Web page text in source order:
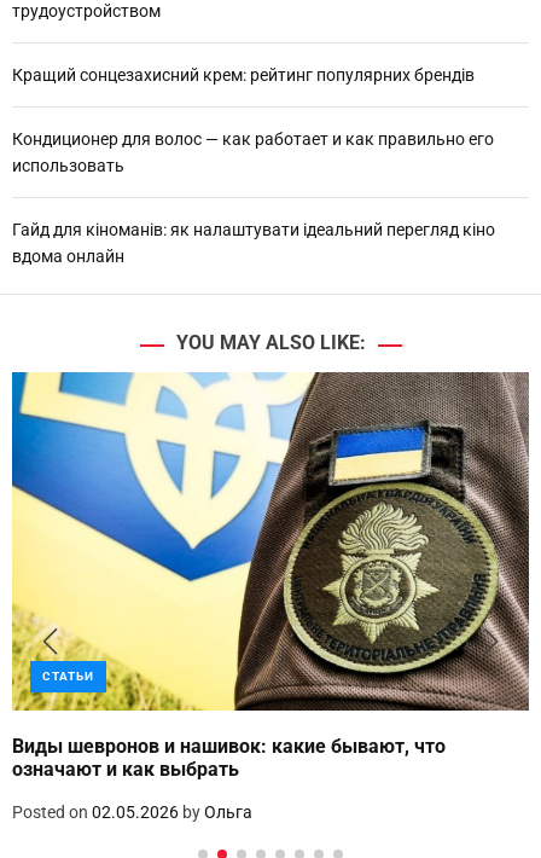
трудоустройством
Кращий сонцезахисний крем: рейтинг популярних брендів
Кондиционер для волос — как работает и как правильно его
использовать
Гайд для кіноманів: як налаштувати ідеальний перегляд кіно
вдома онлайн
YOU MAY ALSO LIKE:
СТАТЬИ
Виды шевронов и нашивок: какие бывают, что
означают и как выбрать
Posted on 02.05.2026 byОльга